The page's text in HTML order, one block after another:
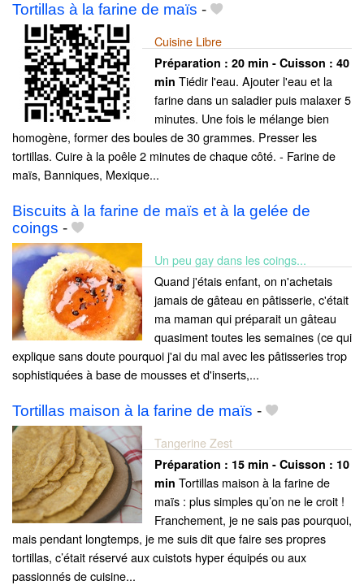
Tortillas à la farine de maïs -
Cuisine Libre
Préparation : 20 min - Cuisson : 40
min Tiédir l'eau. Ajouter l'eau et la
farine dans un saladier puis malaxer 5
minutes. Une fois le mélange bien
homogène, former des boules de 30 grammes. Presser les
tortillas. Cuire à la poêle 2 minutes de chaque côté. - Farine de
maïs, Banniques, Mexique...
Biscuits à la farine de maïs et à la gelée de
coings -
Un peu gay dans les coings...
Quand j'étais enfant, on n'achetais
jamais de gâteau en pâtisserie, c'était
ma maman qui préparait un gâteau
quasiment toutes les semaines (ce qui
explique sans doute pourquoi j'ai du mal avec les pâtisseries trop
sophistiquées à base de mousses et d'inserts,...
Tortillas maison à la farine de maïs -
Tangerine Zest
Préparation : 15 min - Cuisson : 10
min Tortillas maison à la farine de
maïs : plus simples qu’on ne le croit !
Franchement, je ne sais pas pourquoi,
mais pendant longtemps, je me suis dit que faire ses propres
tortillas, c’était réservé aux cuistots hyper équipés ou aux
passionnés de cuisine...